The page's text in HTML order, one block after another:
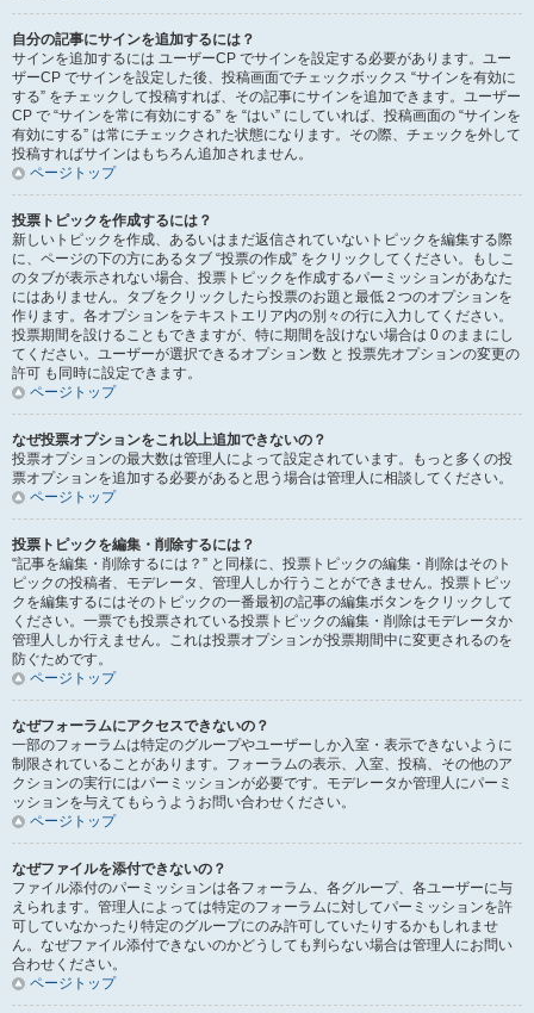
自分の記事にサインを追加するには？
サインを追加するには ユーザーCP でサインを設定する必要があります。ユー
ザーCP でサインを設定した後、投稿画面でチェックボックス “サインを有効に
する” をチェックして投稿すれば、その記事にサインを追加できます。ユーザー
CP で “サインを常に有効にする” を “はい” にしていれば、投稿画面の “サインを
有効にする” は常にチェックされた状態になります。その際、チェックを外して
投稿すればサインはもちろん追加されません。
ページトップ
投票トピックを作成するには？
新しいトピックを作成、あるいはまだ返信されていないトピックを編集する際
に、ページの下の方にあるタブ “投票の作成” をクリックしてください。もしこ
のタブが表示されない場合、投票トピックを作成するパーミッションがあなた
にはありません。タブをクリックしたら投票のお題と最低２つのオプションを
作ります。各オプションをテキストエリア内の別々の行に入力してください。
投票期間を設けることもできますが、特に期間を設けない場合は 0 のままにし
てください。ユーザーが選択できるオプション数 と 投票先オプションの変更の
許可 も同時に設定できます。
ページトップ
なぜ投票オプションをこれ以上追加できないの？
投票オプションの最大数は管理人によって設定されています。もっと多くの投
票オプションを追加する必要があると思う場合は管理人に相談してください。
ページトップ
投票トピックを編集・削除するには？
“記事を編集・削除するには？” と同様に、投票トピックの編集・削除はそのト
ピックの投稿者、モデレータ、管理人しか行うことができません。投票トピッ
クを編集するにはそのトピックの一番最初の記事の編集ボタンをクリックして
ください。一票でも投票されている投票トピックの編集・削除はモデレータか
管理人しか行えません。これは投票オプションが投票期間中に変更されるのを
防ぐためです。
ページトップ
なぜフォーラムにアクセスできないの？
一部のフォーラムは特定のグループやユーザーしか入室・表示できないように
制限されていることがあります。フォーラムの表示、入室、投稿、その他のア
クションの実行にはパーミッションが必要です。モデレータか管理人にパーミ
ッションを与えてもらうようお問い合わせください。
ページトップ
なぜファイルを添付できないの？
ファイル添付のパーミッションは各フォーラム、各グループ、各ユーザーに与
えられます。管理人によっては特定のフォーラムに対してパーミッションを許
可していなかったり特定のグループにのみ許可していたりするかもしれませ
ん。なぜファイル添付できないのかどうしても判らない場合は管理人にお問い
合わせください。
ページトップ